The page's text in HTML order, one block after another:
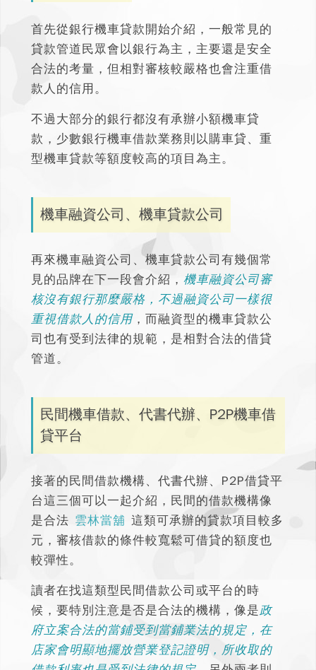
首先從銀行機車貸款開始介紹，一般常見的
貸款管道民眾會以銀行為主，主要還是安全
合法的考量，但相對審核較嚴格也會注重借
款人的信用。
不過大部分的銀行都沒有承辦小額機車貸
款，少數銀行機車借款業務則以購車貸、重
型機車貸款等額度較高的項目為主。
機車融資公司、機車貸款公司
再來機車融資公司、機車貸款公司有幾個常
見的品牌在下一段會介紹，機車融資公司審
核沒有銀行那麼嚴格，不過融資公司一樣很
重視借款人的信用，而融資型的機車貸款公
司也有受到法律的規範，是相對合法的借貸
管道。
民間機車借款、代書代辦、P2P機車借
貸平台
接著的民間借款機構、代書代辦、P2P借貸平
台這三個可以一起介紹，民間的借款機構像
是合法 雲林當舖 這類可承辦的貸款項目較多
元，審核借款的條件較寬鬆可借貸的額度也
較彈性。
讀者在找這類型民間借款公司或平台的時
候，要特別注意是否是合法的機構，像是政
府立案合法的當鋪受到當鋪業法的規定，在
店家會明顯地擺放營業登記證明，所收取的